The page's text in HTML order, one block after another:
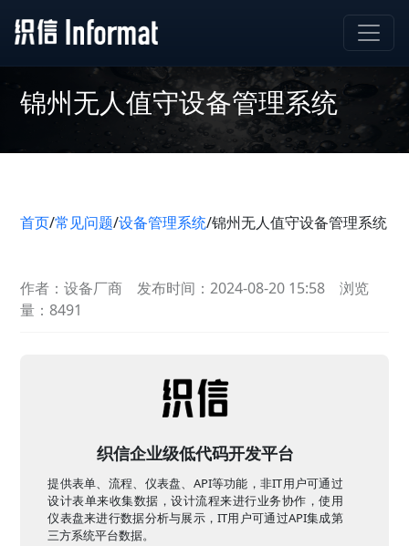
锦州无人值守设备管理系统
首页/常见问题/设备管理系统/锦州无人值守设备管理系统
作者：设备厂商 发布时间：2024-08-20 15:58
浏览
量：8491
织信企业级低代码开发平台
提供表单、流程、仪表盘、API等功能，非IT用户可通过
设计表单来收集数据，设计流程来进行业务协作，使用
仪表盘来进行数据分析与展示，IT用户可通过API集成第
三方系统平台数据。